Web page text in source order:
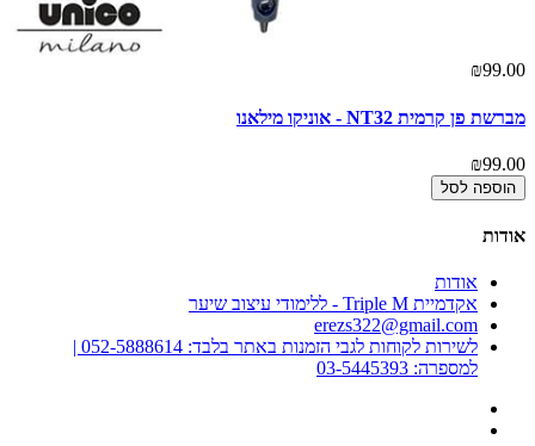
₪99.00
מברשת פן קרמית NT32 - אוניקו מילאנו
₪99.00
הוספה לסל
אודות
אודות
אקדמיית Triple M - ללימודי עיצוב שיער
erezs322@gmail.com
לשירות לקוחות לגבי הזמנות באתר בלבד: 052-5888614 |
למספרה: 03-5445393